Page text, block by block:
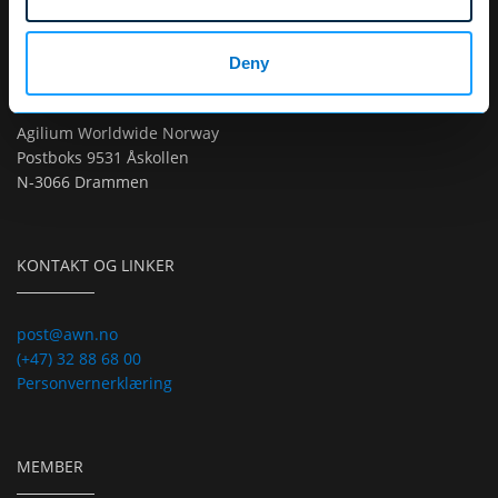
Deny
Agilium Worldwide Norway
Postboks 9531 Åskollen
N-3066 Drammen
KONTAKT OG LINKER
post@awn.no
(+47) 32 88 68 00
Personvernerklæring
MEMBER